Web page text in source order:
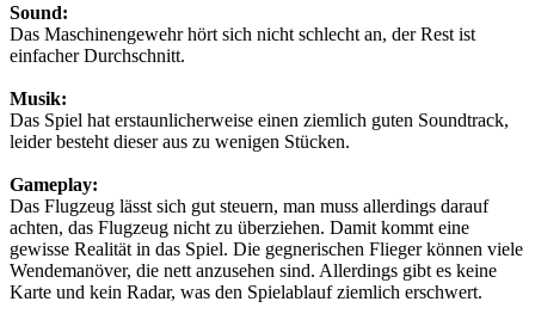
Sound:
Das Maschinengewehr hört sich nicht schlecht an, der Rest ist
einfacher Durchschnitt.
Musik:
Das Spiel hat erstaunlicherweise einen ziemlich guten Soundtrack,
leider besteht dieser aus zu wenigen Stücken.
Gameplay:
Das Flugzeug lässt sich gut steuern, man muss allerdings darauf
achten, das Flugzeug nicht zu überziehen. Damit kommt eine
gewisse Realität in das Spiel. Die gegnerischen Flieger können viele
Wendemanöver, die nett anzusehen sind. Allerdings gibt es keine
Karte und kein Radar, was den Spielablauf ziemlich erschwert.